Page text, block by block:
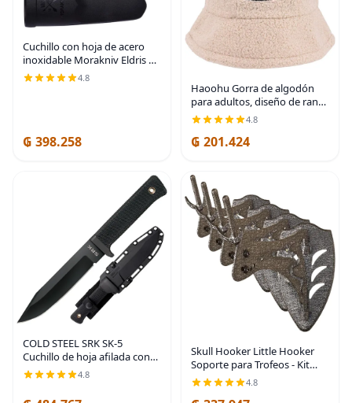
Cuchillo con hoja de acero
inoxidable Morakniv Eldris y
vaina de plástico
4.8
₲ 398.258
Haoohu Gorra de algodón
para adultos, diseño de rana,
sombrero de sol para fiesta
de disfraces
4.8
₲ 201.424
COLD STEEL SRK SK-5
Cuchillo de hoja afilada con
punta de clip de 6 pulgadas,
mango Kray-Ex duradero,
cuchillo táctico de hoja fija
4.8
Skull Hooker Little Hooker
Soporte para Trofeos - Kit
Perfecto para Colgar y
Montar Jabalíes, Aoudad,
4.8